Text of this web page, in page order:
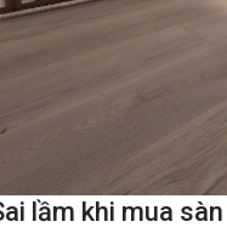
lầm khi mua